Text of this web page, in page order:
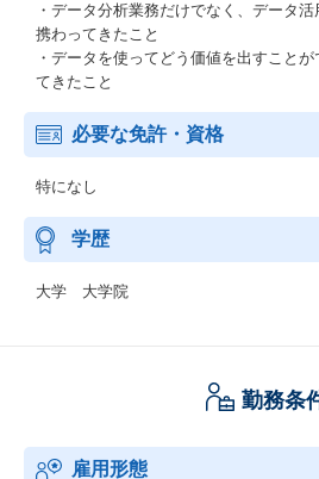
・データ分析業務だけでなく、データ
携わってきたこと
・データを使ってどう価値を出すこと
てきたこと
必要な免許・資格
特になし
学歴
大学 大学院
勤務条
雇用形態